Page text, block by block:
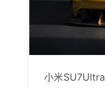
小米SU7Ultra